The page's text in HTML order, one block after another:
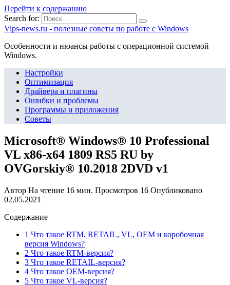
Перейти к содержанию
Search for:
Vips-news.ru - полезные советы по работе с Windows
Особенности и нюансы работы с операционной системой
Windows.
Настройки
Оптимизация
Драйвера и плагины
Ошибки и проблемы
Программы и приложения
Советы
Microsoft® Windows® 10 Professional
VL x86-x64 1809 RS5 RU by
OVGorskiy® 10.2018 2DVD v1
Автор На чтение 16 мин. Просмотров 16 Опубликовано
02.05.2021
Содержание
1 Что такое RTM, RETAIL, VL, OEM и коробочная
версия Windows?
2 Что такое RTM-версия?
3 Что такое RETAIL-версия?
4 Что такое OEM-версия?
5 Что такое VL-версия?